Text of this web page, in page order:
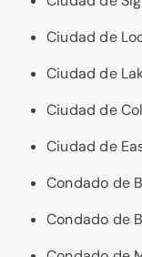
Ciudad de
Ciudad de
Ciudad de
Ciudad de
Condado de
Condado de